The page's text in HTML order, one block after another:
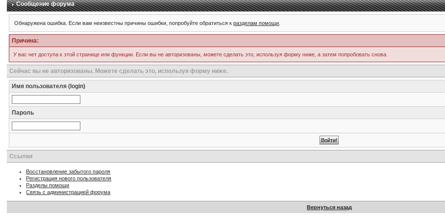
Сообщение форума
Обнаружена ошибка. Если вам неизвестны причины ошибки, попробуйте обратиться кразделам помощи
Причина:
У вас нет доступа к этой странице или функции. Если вы не авторизованы, можете сделать это, используя форму ниже, а затем попробовать снова.
Сейчас вы не авторизованы. Можете сделать это, используя форму ниже.
Имя пользователя (login)
Пароль
Ссылки
Восстановление забытого пароля
Регистрация нового пользователя
Разделы помощи
Связь с администрацией форума
Вернуться назад